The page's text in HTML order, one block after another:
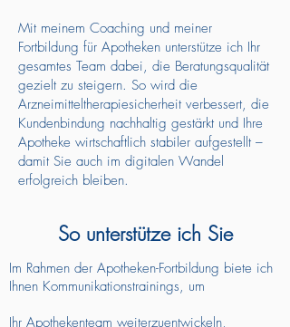
Mit meinem Coaching und meiner
Fortbildung für Apotheken unterstütze ich Ihr
gesamtes Team dabei, die Beratungsqualität
gezielt zu steigern. So wird die
Arzneimitteltherapiesicherheit verbessert, die
Kundenbindung nachhaltig gestärkt und Ihre
Apotheke wirtschaftlich stabiler aufgestellt –
damit Sie auch im digitalen Wandel
erfolgreich bleiben.
So unterstütze ich Sie
Im Rahmen der Apotheken-Fortbildung biete ich
Ihnen Kommunikationstrainings, um
Ihr Apothekenteam weiterzuentwickeln,